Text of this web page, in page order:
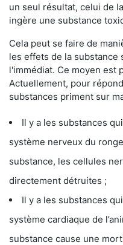
un seul résultat, celui de
ingère une substance
Cela peut se faire de
les effets de la substance
l'immédiat. Ce moyen est
Actuellement, pour
substances priment sur
Il y a les substances
système nerveux du
substance, les cellules
directement détruites ;
Il y a les substances
système cardiaque de
substance cause une